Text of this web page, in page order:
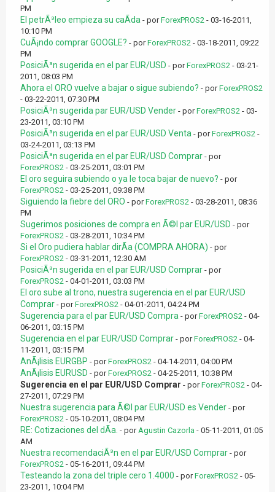
PM
El petrÃ³leo empieza su caÃ­da - porForexPROS2 - 03-16-2011,
10:10 PM
CuÃ¡ndo comprar GOOGLE? - porForexPROS2 - 03-18-2011, 09:22
PM
PosiciÃ³n sugerida en el par EUR/USD - porForexPROS2 - 03-21-
2011, 08:03 PM
Ahora el ORO vuelve a bajar o sigue subiendo? - porForexPROS2
- 03-22-2011, 07:30 PM
PosiciÃ³n sugerida par EUR/USD Vender - porForexPROS2 - 03-
23-2011, 03:10 PM
PosiciÃ³n sugerida en el par EUR/USD Venta - porForexPROS2 -
03-24-2011, 03:13 PM
PosiciÃ³n sugerida en el par EUR/USD Comprar - por
ForexPROS2 - 03-25-2011, 03:01 PM
El oro seguira subiendo o ya le toca bajar de nuevo? - por
ForexPROS2 - 03-25-2011, 09:38 PM
Siguiendo la fiebre del ORO - porForexPROS2 - 03-28-2011, 08:36
PM
Sugerimos posiciones de compra en Ã©l par EUR/USD - por
ForexPROS2 - 03-28-2011, 10:34 PM
Si el Oro pudiera hablar dirÃ­a (COMPRA AHORA) - por
ForexPROS2 - 03-31-2011, 12:30 AM
PosiciÃ³n sugerida en el par EUR/USD Comprar - por
ForexPROS2 - 04-01-2011, 03:03 PM
El oro sube al trono, nuestra sugerencia en el par EUR/USD
Comprar - porForexPROS2 - 04-01-2011, 04:24 PM
Sugerencia para el par EUR/USD Compra - porForexPROS2 - 04-
06-2011, 03:15 PM
Sugerencia en el par EUR/USD Comprar - porForexPROS2 - 04-
11-2011, 03:15 PM
AnÃ¡lisis EURGBP - porForexPROS2 - 04-14-2011, 04:00 PM
AnÃ¡lisis EURUSD - porForexPROS2 - 04-25-2011, 10:38 PM
Sugerencia en el par EUR/USD Comprar - porForexPROS2 - 04-
27-2011, 07:29 PM
Nuestra sugerencia para Ã©l par EUR/USD es Vender - por
ForexPROS2 - 05-10-2011, 08:04 PM
RE: Cotizaciones del dÃ­a. - porAgustin Cazorla - 05-11-2011, 01:05
AM
Nuestra recomendaciÃ³n en el par EUR/USD Comprar - por
ForexPROS2 - 05-16-2011, 09:44 PM
Testeando la zona del triple cero 1.4000 - porForexPROS2 - 05-
23-2011, 10:04 PM